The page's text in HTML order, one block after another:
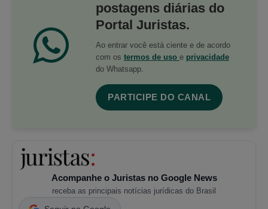
postagens diárias do
Portal Juristas.
Ao entrar você está ciente e de acordo
com os termos de uso e privacidade
do Whatsapp.
PARTICIPE DO CANAL
Acompanhe o Juristas no Google News
receba as principais notícias jurídicas do Brasil